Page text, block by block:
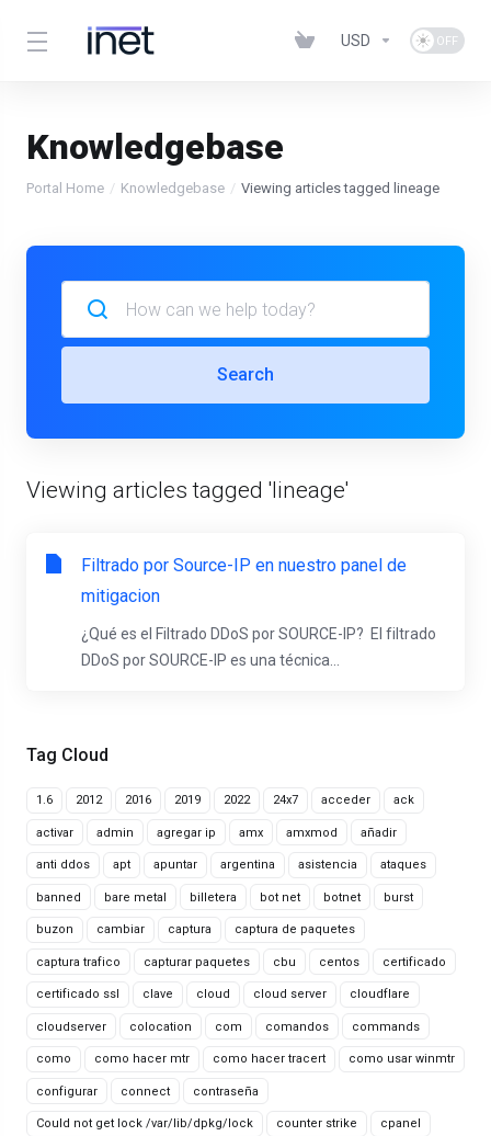
USD
Knowledgebase
Portal Home Knowledgebase Viewing articles tagged lineage
Tag Cloud
1.6 2012 2016 2019 2022 24x7 acceder ack
activar admin agregar ip amx amxmod añadir
anti ddos apt apuntar argentina asistencia ataques
banned bare metal billetera bot net botnet burst
buzon cambiar captura captura de paquetes
captura trafico capturar paquetes cbu centos certificado
certificado ssl clave cloud cloud server cloudflare
cloudserver colocation com comandos commands
como como hacer mtr como hacer tracert como usar winmtr
configurar connect contraseña
Could not get lock /var/lib/dpkg/lock counter strike cpanel
Search
Viewing articles tagged 'lineage'
Filtrado por Source-IP en nuestro panel de
mitigacion
¿Qué es el Filtrado DDoS por SOURCE-IP? El filtrado
DDoS por SOURCE-IP es una técnica...